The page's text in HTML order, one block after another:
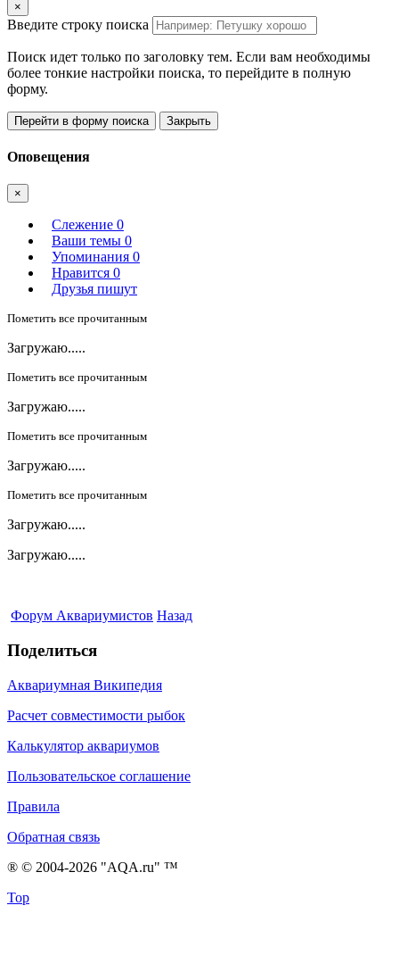
×
Введите строку поиска
Поиск идет только по заголовку тем. Если вам необходимы
более тонкие настройки поиска, то перейдите в полную
форму.
Перейти в форму поиска Закрыть
Оповещения
×
Слежение 0
Ваши темы 0
Упоминания 0
Нравится 0
Друзья пишут
Пометить все прочитанным
Загружаю.....
Пометить все прочитанным
Загружаю.....
Пометить все прочитанным
Загружаю.....
Пометить все прочитанным
Загружаю.....
Загружаю.....
Форум Аквариумистов Назад
Поделиться
Аквариумная Википедия
Расчет совместимости рыбок
Калькулятор аквариумов
Пользовательское соглашение
Правила
Обратная связь
® © 2004-2026 "AQA.ru" ™
Top